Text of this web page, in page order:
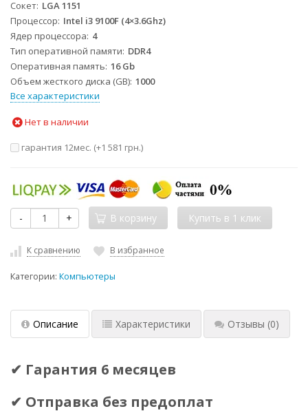
Сокет LGA 1151
Процессор Intel i3 9100F (4×3.6Ghz)
Ядер процессора 4
Тип оперативной памяти DDR4
Оперативная память 16 Gb
Объем жесткого диска (GB) 1000
Все характеристики
Нет в наличии
гарантия 12мес. (+1 581 грн.)
- + В корзину
К сравнению В избранное
Категории: Компьютеры
Описание Характеристики Отзывы (0)
✔ Гарантия 6 месяцев
✔ Отправка без предоплат